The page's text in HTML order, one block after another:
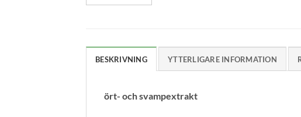
BESKRIVNING YTTERLIGARE INFORMATION
ört- och svampextrakt